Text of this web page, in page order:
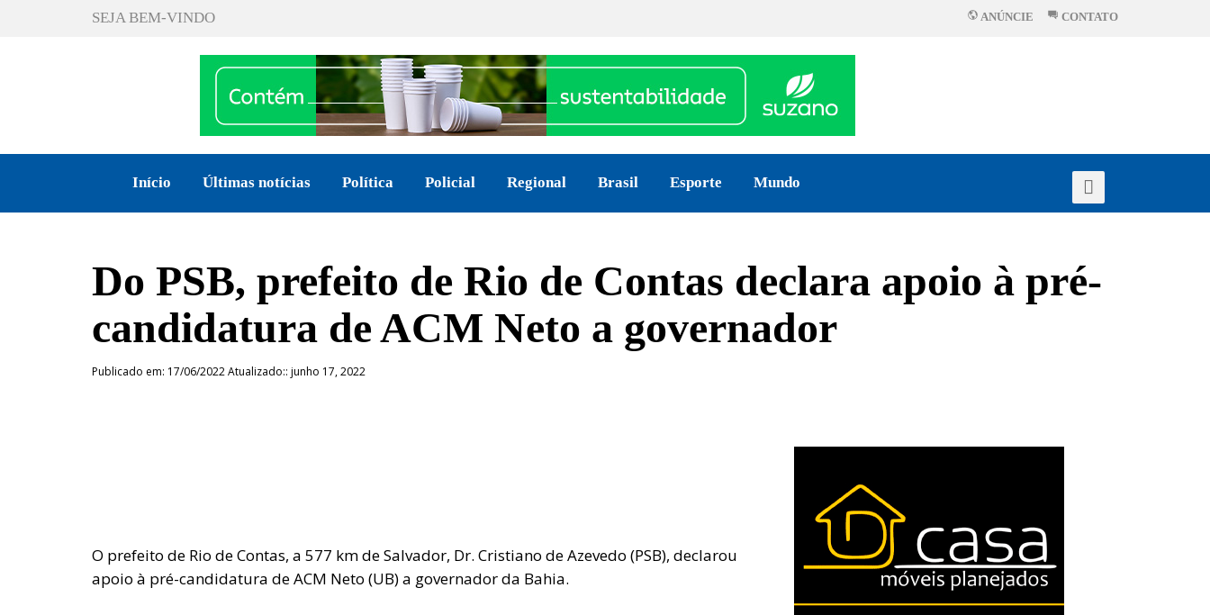
SEJA BEM-VINDO ANÚNCIE CONTATO
Início Últimas notícias Política Policial Regional Brasil Esporte Mundo
Do PSB, prefeito de Rio de Contas declara apoio à pré-
candidatura de ACM Neto a governador
Publicado em: 17/06/2022 Atualizado:: junho 17, 2022
O prefeito de Rio de Contas, a 577 km de Salvador, Dr. Cristiano de Azevedo (PSB), declarou
apoio à pré-candidatura de ACM Neto (UB) a governador da Bahia.